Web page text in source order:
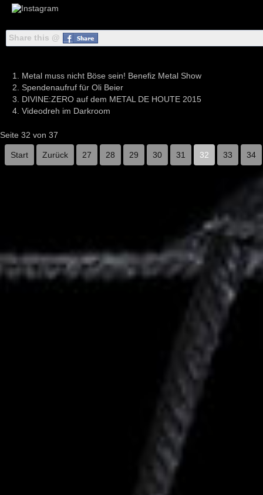
Share this @
Metal muss nicht Böse sein! Benefiz Metal Show
Spendenaufruf für Oli Beier
DIVINE:ZERO auf dem METAL DE HOUTE 2015
Videodreh im Darkroom
Seite 32 von 37
Start Zurück 27 28 29 30 31 32 33 34